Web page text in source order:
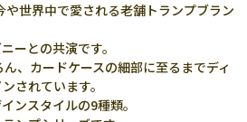
世界中で愛される老舗トランプブラン
ーとの共演です。
、カードケースの細部に至るまでディ
されています。
ンスタイルの9種類。